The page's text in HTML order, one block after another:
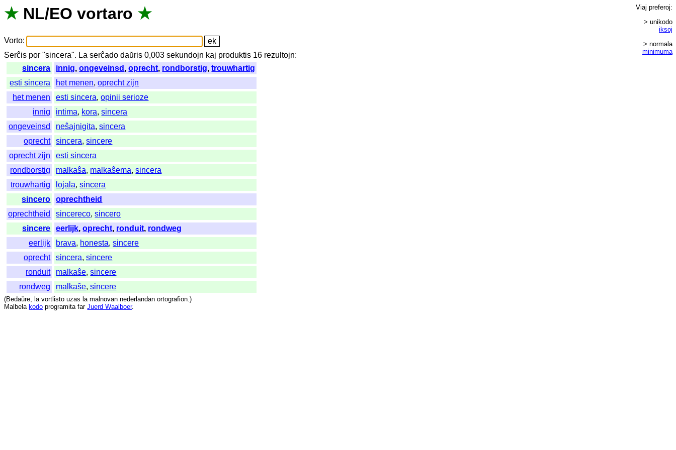
★ NL/EO vortaro ★
Vorto:
Serĉis por "sincera". La serĉado daŭris 0,003sekundojn kaj produktis 16 rezultojn:
sincera
innig,ongeveinsd ,oprecht, rondborstig,trouwhartig
esti sincera
het menen,oprecht zijn
het menen
esti sincera,opinii serioze
innig
intima, kora,sincera
ongeveinsd
neŝajnigita,sincera
oprecht
sincera,sincere
oprecht zijn
esti sincera
rondborstig
malkaŝa, malkaŝema,sincera
trouwhartig
lojala,sincera
sincero
oprechtheid
oprechtheid
sincereco,sincero
sincere
eerlijk,oprecht, ronduit, rondweg
eerlijk
brava, honesta,sincere
oprecht
sincera,sincere
ronduit
malkaŝe,sincere
rondweg
malkaŝe,sincere
Viaj preferoj:
> unikodo
iksoj
> normala
minimuma
(Bedaŭre, la vortlisto uzas la malnovan nederlandan ortografion.)
Malbela kodo programita far Juerd Waalboer.